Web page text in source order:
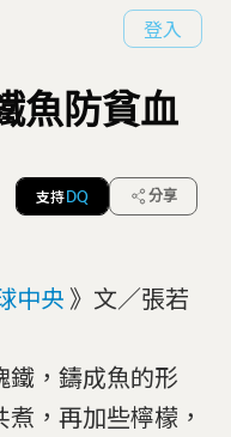
登入
魚防貧血
支持 DQ 分享
中央 》文／張若
鐵，鑄成魚的形
，再加些檸檬，